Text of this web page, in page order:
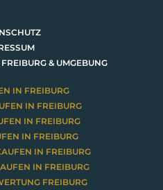
& UMGEBUNG
IN FREIBURG
IN FREIBURG
IN FREIBURG
IN FREIBURG
IN FREIBURG
IN FREIBURG
FREIBURG